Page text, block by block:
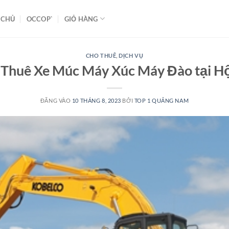
OCCOP` GIỎ HÀNG
CHO THUÊ ,DỊCH VỤ
Xe Múc Máy Xúc Máy Đào tại
ĐĂNG VÀO 10 THÁNG 8, 2023 BỞI TOP 1 QUẢNG NAM